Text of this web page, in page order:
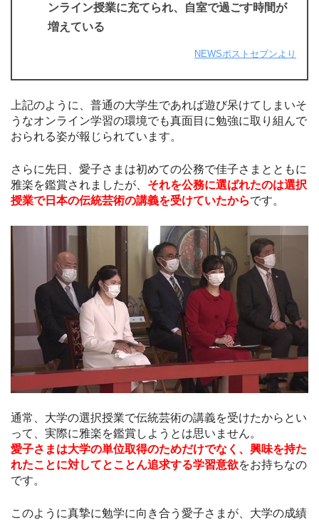
ンライン授業に充てられ、自室で過ごす時間が
増えている
NEWSポストセブンより
上記のように、普通の大学生であれば遊び呆けてしまいそ
うなオンライン学習の環境でも真面目に勉強に取り組んで
おられる姿が報じられています。
さらに先日、愛子さまは初めての公務で佳子さまとともに
雅楽を鑑賞されましたが、 それを公務に選ばれたのは選択
授業で日本の伝統芸術の講義を受けていたからです。
通常、大学の選択授業で伝統芸術の講義を受けたからとい
って、実際に雅楽を鑑賞しようとは思いません。
愛子さまは大学の単位取得のためだけでなく、興味を持た
れたことに対してとことん追求する学習意欲をお持ちなの
です。
このように真摯に勉学に向き合う愛子さまが、大学の成績